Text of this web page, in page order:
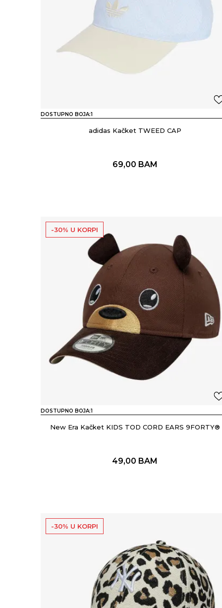
DOSTUPNO BOJA:1
adidas Kačket TWEED CAP
69,00 BAM
-30% U KORPI
DOSTUPNO BOJA:1
New Era Kačket KIDS TOD CORD EARS 9FORTY®
49,00 BAM
-30% U KORPI